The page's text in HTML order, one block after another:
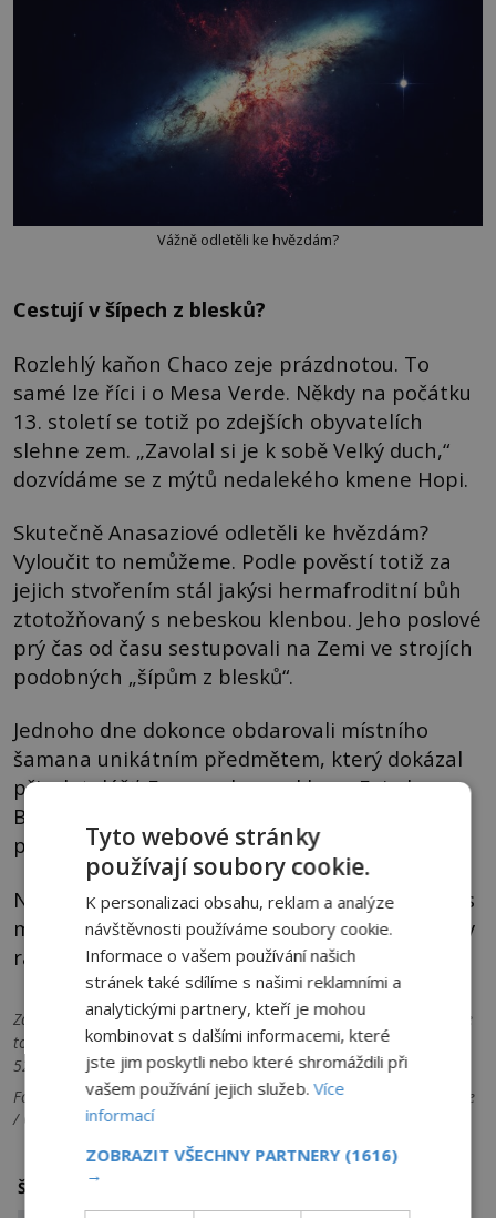
Vážně odletěli ke hvězdám?
Cestují v šípech z blesků?
Rozlehlý kaňon Chaco zeje prázdnotou. To
samé lze říci i o Mesa Verde. Někdy na počátku
13. století se totiž po zdejších obyvatelích
slehne zem. „Zavolal si je k sobě Velký duch,“
dozvídáme se z mýtů nedalekého kmene Hopi.
Skutečně Anasaziové odletěli ke hvězdám?
Vyloučit to nemůžeme. Podle pověstí totiž za
jejich stvořením stál jakýsi hermafroditní bůh
ztotožňovaný s nebeskou klenbou. Jeho poslové
prý čas od času sestupovali na Zemi ve strojích
podobných „šípům z blesků“.
Jednoho dne dokonce obdarovali místního
šamana unikátním předmětem, který dokázal
přivolat déšť. Fungovala snad hora Fajada
Butte nejen jako hvězdárna, ale také jako
přistávací plocha a ranvej pro vesmírné lety?
Nebo jí snad byl samotný kaňon, kde je dodnes
možné naměřit nevysvětlitelně vysoké hodnoty
radiace?
Zdroje informací:DIAMOND, Jared. Collapse: How societies choose
to fail or succeed. Londýn: Viking Penguin, 2005, wikipedia.org,
5280.com
Foto: 1 Judson McCranie / CC BY-SA 3.0 2 Bob Adams, Albuquerque
/ CC BY-SA 3.0 3 Pixabay
Štítky: americké civilizace
Tyto webové stránky
používají soubory cookie.
K personalizaci obsahu, reklam a analýze
návštěvnosti používáme soubory cookie.
Informace o vašem používání našich
stránek také sdílíme s našimi reklamními a
analytickými partnery, kteří je mohou
kombinovat s dalšími informacemi, které
jste jim poskytli nebo které shromáždili při
vašem používání jejich služeb.Více
informací
ZOBRAZIT VŠECHNY PARTNERY (1616)
→